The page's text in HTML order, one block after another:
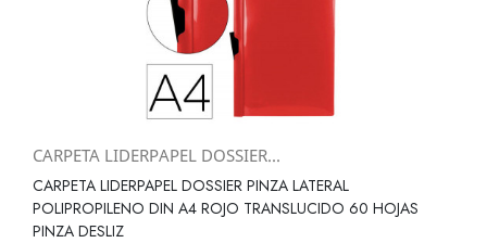
CARPETA LIDERPAPEL DOSSIER...
CARPETA LIDERPAPEL DOSSIER PINZA LATERAL
POLIPROPILENO DIN A4 ROJO TRANSLUCIDO 60 HOJAS
PINZA DESLIZ